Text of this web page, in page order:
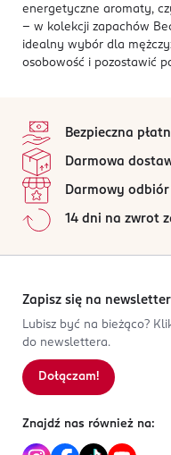
energetyczne aromaty,
– w kolekcji zapachów
idealny wybór dla
osobowość i pozostawić
Bezpieczna
Darmowa
Darmowy odbiór
14 dni na zwrot
Zapisz się na
Lubisz być na bieżąco?
do newslettera.
Dołączam!
Znajdź nas również na: